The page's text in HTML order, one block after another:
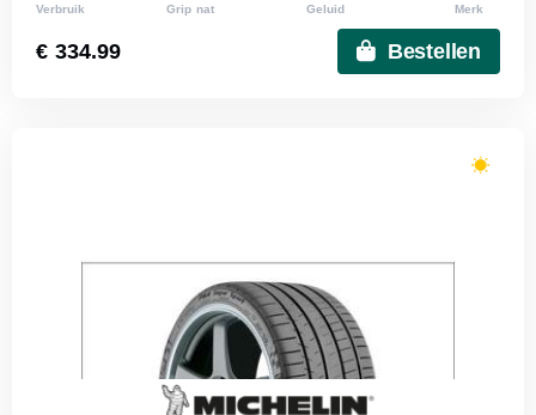
Verbruik Grip nat Geluid Merk
€ 334.99 Bestellen